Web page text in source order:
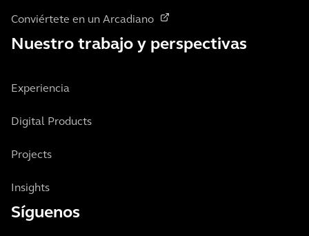
Conviértete en un Arcadiano
Nuestro trabajo y perspectivas
Experiencia
Digital Products
Projects
Insights
Síguenos